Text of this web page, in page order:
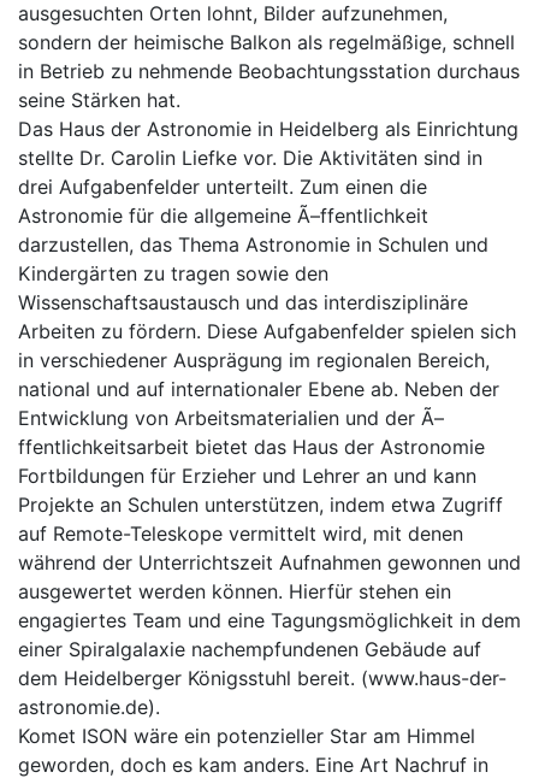
ausgesuchten Orten lohnt, Bilder aufzunehmen,
sondern der heimische Balkon als regelmäßige, schnell
in Betrieb zu nehmende Beobachtungsstation durchaus
seine Stärken hat.
Das Haus der Astronomie in Heidelberg als Einrichtung
stellte Dr. Carolin Liefke vor. Die Aktivitäten sind in
drei Aufgabenfelder unterteilt. Zum einen die
Astronomie für die allgemeine Ã–ffentlichkeit
darzustellen, das Thema Astronomie in Schulen und
Kindergärten zu tragen sowie den
Wissenschaftsaustausch und das interdisziplinäre
Arbeiten zu fördern. Diese Aufgabenfelder spielen sich
in verschiedener Ausprägung im regionalen Bereich,
national und auf internationaler Ebene ab. Neben der
Entwicklung von Arbeitsmaterialien und der Ã–
ffentlichkeitsarbeit bietet das Haus der Astronomie
Fortbildungen für Erzieher und Lehrer an und kann
Projekte an Schulen unterstützen, indem etwa Zugriff
auf Remote-Teleskope vermittelt wird, mit denen
während der Unterrichtszeit Aufnahmen gewonnen und
ausgewertet werden können. Hierfür stehen ein
engagiertes Team und eine Tagungsmöglichkeit in dem
einer Spiralgalaxie nachempfundenen Gebäude auf
dem Heidelberger Königsstuhl bereit. (www.haus-der-
astronomie.de).
Komet ISON wäre ein potenzieller Star am Himmel
geworden, doch es kam anders. Eine Art Nachruf in